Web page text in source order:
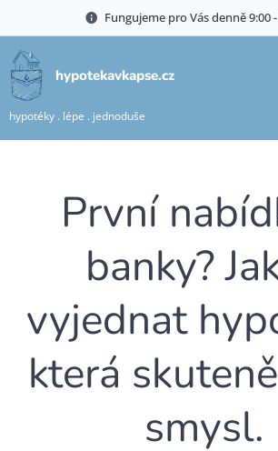
Fungujeme pro Vás denně 9:00 -
hypotekavkapse.cz
hypotéky . lépe . jednoduše
První
banky?
vyjednat
která
smysl.